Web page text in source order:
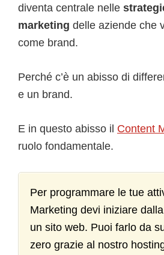
diventa centrale nelle
marketing delle aziende che
come brand.
Perché c’è un abisso di
e un brand.
E in questo abisso il Content
ruolo fondamentale.
Per programmare le tue
Marketing devi iniziare
un sito web. Puoi farlo da
zero grazie al nostro